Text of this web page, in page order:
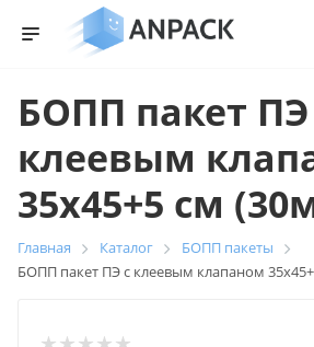
БОПП пакет ПЭ
клеевым
35х45+5 см
Главная Каталог
БОПП пакеты
БОПП пакет ПЭ с клеевым клапаном